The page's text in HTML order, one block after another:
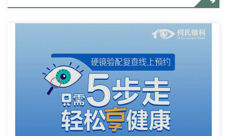
紧找了另外两家店，结果出来的数据更让林女士懵圈：
两家店分别测出了0.6和0.9的视力！一只眼睛仨度数，差